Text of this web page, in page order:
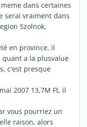
dans certaines
serai vraiment dans
Szolnok,
en province, il
a la plusvalue
c'est presque
2007 13,7M Ft, il
vous pourriez un
raison, alors